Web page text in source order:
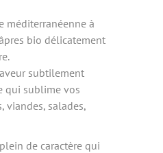
méditerranéenne à
bio délicatement
subtilement
qui sublime vos
viandes, salades,
de caractère qui